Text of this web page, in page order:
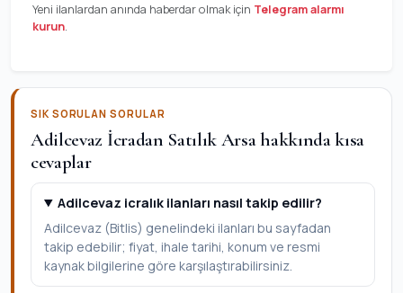
Yeni ilanlardan anında haberdar olmak için Telegram alarmı
kurun.
SIK SORULAN SORULAR
Adilcevaz İcradan Satılık Arsa hakkında kısa
cevaplar
Adilcevaz icralık ilanları nasıl takip edilir?
Adilcevaz (Bitlis) genelindeki ilanları bu sayfadan
takip edebilir; fiyat, ihale tarihi, konum ve resmi
kaynak bilgilerine göre karşılaştırabilirsiniz.